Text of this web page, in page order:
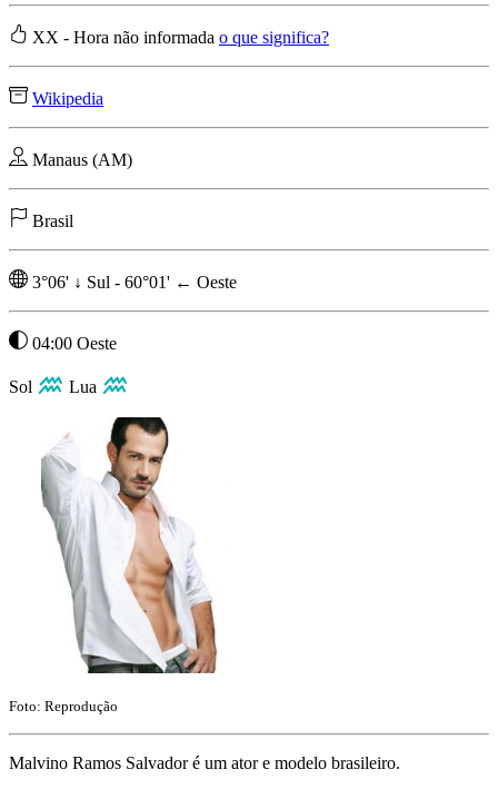
XX - Hora não informada o que significa?
Wikipedia
Manaus (AM)
Brasil
3°06' ↓ Sul - 60°01' ← Oeste
04:00 Oeste
Sol Lua
Foto: Reprodução
Malvino Ramos Salvador é um ator e modelo brasileiro.